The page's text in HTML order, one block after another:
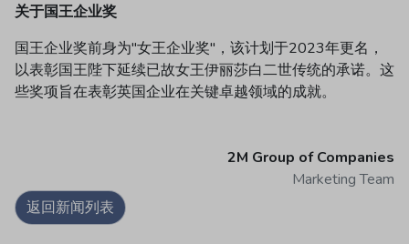
关于国王企业奖
国王企业奖前身为"女王企业奖"，该计划于2023年更名，
以表彰国王陛下延续已故女王伊丽莎白二世传统的承诺。这
些奖项旨在表彰英国企业在关键卓越领域的成就。
2M Group of Companies
Marketing Team
返回新闻列表